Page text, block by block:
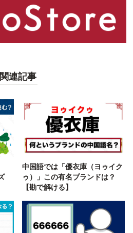
関連記事
中国語では「優衣庫（ヨゥイク
ゥ）」この有名ブランドは？
【勘で解ける】